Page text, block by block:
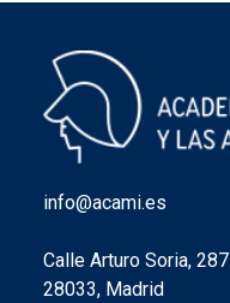
info@acami.es
Calle Arturo Soria, 287
28033, Madrid